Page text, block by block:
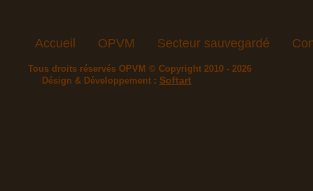
Accueil OPVM Secteur sauvegardé
Tous droits réservés OPVM © Copyright 2010 - 2026
Désign & Développement : Softart